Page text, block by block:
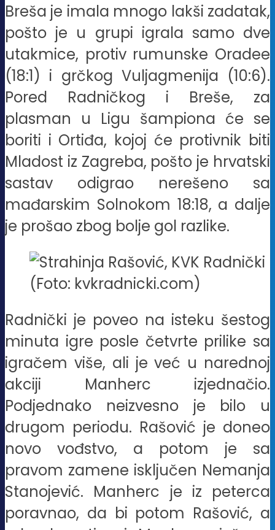
Breša je imala mnogo lakši zadatak,
pošto je u grupi igrala samo dve
utakmice, protiv rumunske Oradee
(18:1) i grčkog Vuljagmenija (10:6).
Pored Radničkog i Breše, za
plasman u Ligu šampiona će se
boriti i Ortiđa, kojoj će protivnik biti
Mladost iz Zagreba, pošto je hrvatski
sastav odigrao nerešeno sa
mađarskim Solnokom 18:18, a dalje
je prošao zbog bolje gol razlike.
(Foto: kvkradnicki.com)
Radnički je poveo na isteku šestog
minuta igre posle četvrte prilike sa
igračem više, ali je već u narednoj
akciji Manherc izjednačio.
Podjednako neizvesno je bilo u
drugom periodu. Rašović je doneo
novo vođstvo, a potom je sa
pravom zamene isključen Nemanja
Stanojević. Manherc je iz peterca
poravnao, da bi potom Rašović, a